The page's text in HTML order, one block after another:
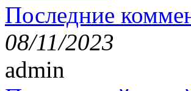
Последние
08/11/2023
admin